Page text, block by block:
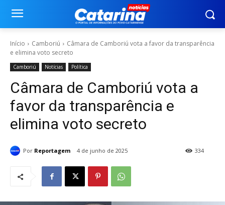
Início Camboriú
Câmara de Camboriú vota a favor da transparência
e elimina voto secreto
Camboriú Notícias Política
Câmara de Camboriú vota a
favor da transparência e
elimina voto secreto
Por Reportagem 4 de junho de 2025 334